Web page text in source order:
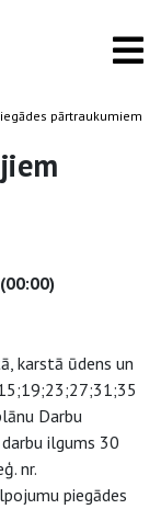
pārtraukumiem
karstā ūdens un
Darbu
ilgums 30
nr.
piegādes